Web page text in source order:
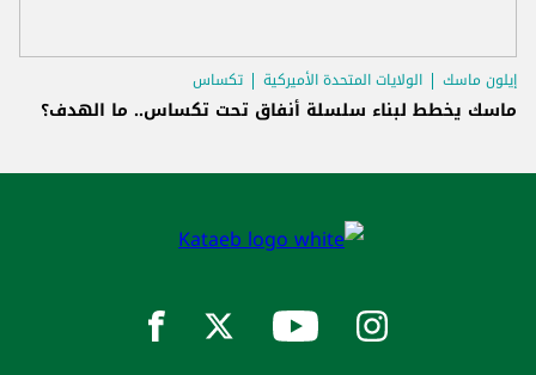
إيلون ماسك الولايات المتحدة الأميركية تكساس
ماسك يخطط لبناء سلسلة أنفاق تحت تكساس.. ما الهدف؟